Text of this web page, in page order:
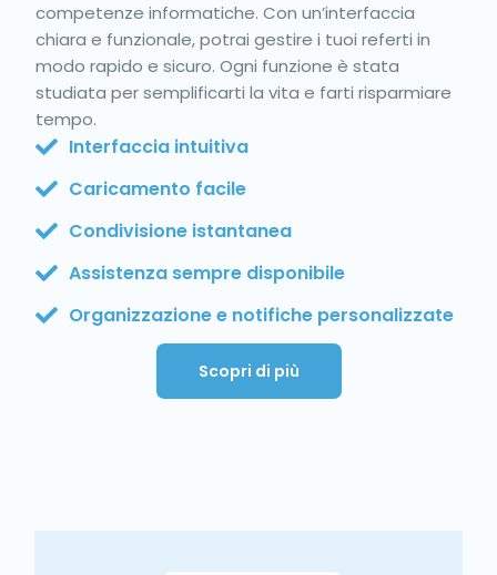
competenze informatiche. Con un’interfaccia
chiara e funzionale, potrai gestire i tuoi referti in
modo rapido e sicuro. Ogni funzione è stata
studiata per semplificarti la vita e farti risparmiare
tempo.
Interfaccia intuitiva
Caricamento facile
Condivisione istantanea
Assistenza sempre disponibile
Organizzazione e notifiche personalizzate
Scopri di più